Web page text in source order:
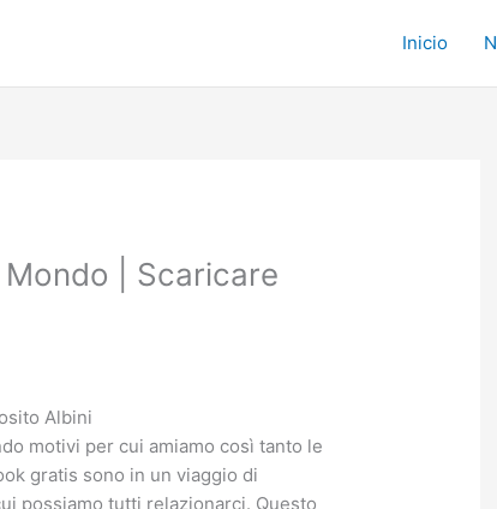
Inicio
| Scaricare
Albini
motivi per cui amiamo così tanto le
gratis sono in un viaggio di
possiamo tutti relazionarci. Questo